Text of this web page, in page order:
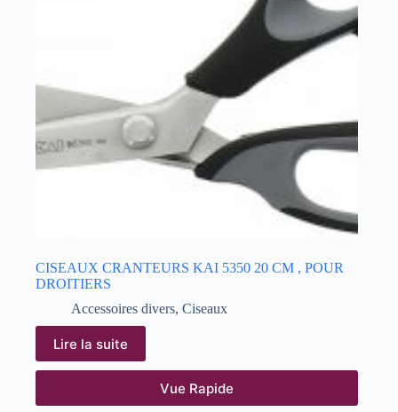
CISEAUX CRANTEURS KAI 5350 20 CM , POUR
DROITIERS
Accessoires divers, Ciseaux
Lire la suite
Vue Rapide